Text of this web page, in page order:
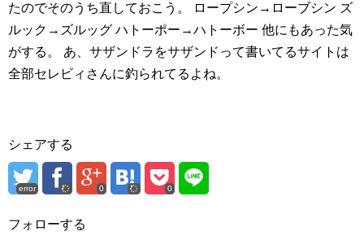
たのでそのうち直しておこう。
ロープシン→ローブシン ズ
ルック→ズルッグ ハトーポー→ハトーボー 他にもあった気
がする。
あ、サザンドラをサザンドって書いてるサイトは
全部セレビィさんに釣られてるよね。
シェアする
error 0 0
フォローする